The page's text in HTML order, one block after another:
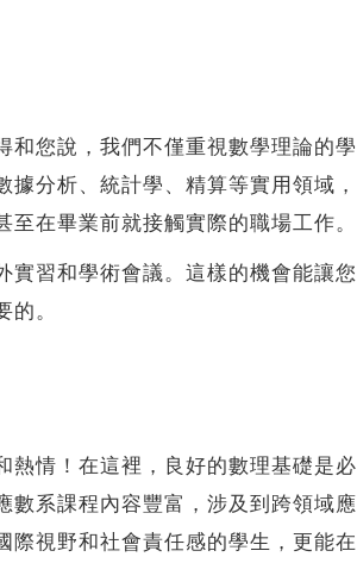
您說，我們不僅重視數學理論的學
分析、統計學、精算等實用領域，
在畢業前就接觸實際的職場工作。
習和學術會議。這樣的機會能讓您
。
情！在這裡，良好的數理基礎是必
數系課程內容豐富，涉及到跨領域應
際視野和社會責任感的學生，更能在